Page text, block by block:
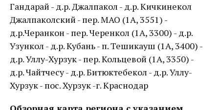
Гандарай - д.р. Джалпакол - д.р. Кичкинекол
Джалпаколский - пер. МAO (1А, 3551) -
д.р.Черанкон - пер. Черенкол (1А, 3300) - д.р.
Узункол - д.р. Кубань - п. Тешикауш (1А, 3400) -
д.р. Уллу-Хурзук - пер. Кольцевой (1А, 3350) -
д.р. Чайтчесу - д.р. Битюктебекол - д.р. Уллу-
Хурзук - пос. Хурзук -г. Краснодар